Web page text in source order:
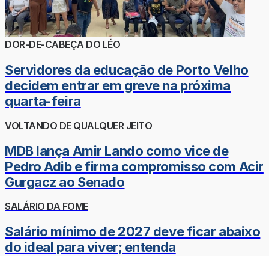
DOR-DE-CABEÇA DO LÉO
Servidores da educação de Porto Velho
decidem entrar em greve na próxima
quarta-feira
VOLTANDO DE QUALQUER JEITO
MDB lança Amir Lando como vice de
Pedro Adib e firma compromisso com Acir
Gurgacz ao Senado
SALÁRIO DA FOME
Salário mínimo de 2027 deve ficar abaixo
do ideal para viver; entenda